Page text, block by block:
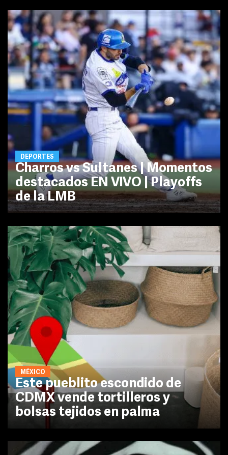
DEPORTES
Charros vs Sultanes | Momentos
destacados EN VIVO | Playoffs
de la LMB
MÉXICO
Este pueblito escondido de
CDMX vende tortilleros y
bolsas tejidos en palma